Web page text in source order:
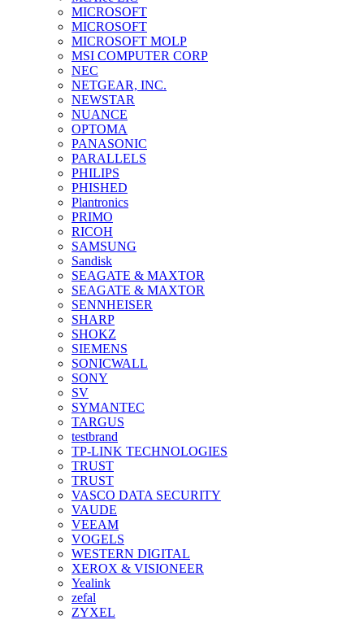
MICROSOFT
MICROSOFT
MICROSOFT MOLP
MSI COMPUTER CORP
NEC
NETGEAR, INC.
NEWSTAR
NUANCE
OPTOMA
PANASONIC
PARALLELS
PHILIPS
PHISHED
Plantronics
PRIMO
RICOH
SAMSUNG
Sandisk
SEAGATE & MAXTOR
SEAGATE & MAXTOR
SENNHEISER
SHARP
SHOKZ
SIEMENS
SONICWALL
SONY
SV
SYMANTEC
TARGUS
testbrand
TP-LINK TECHNOLOGIES
TRUST
TRUST
VASCO DATA SECURITY
VAUDE
VEEAM
VOGELS
WESTERN DIGITAL
XEROX & VISIONEER
Yealink
zefal
ZYXEL